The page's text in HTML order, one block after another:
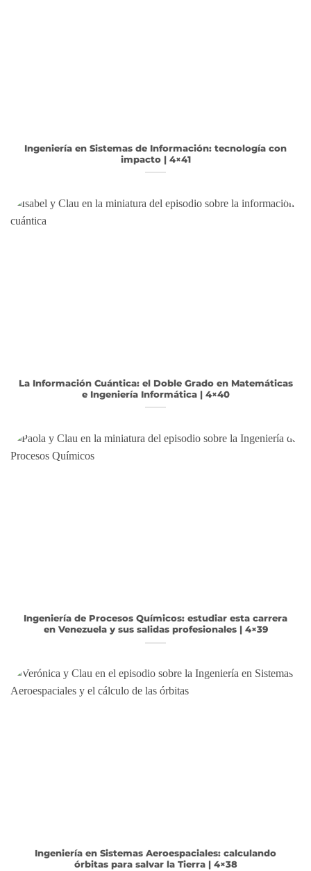
Ingeniería en Sistemas de Información: tecnología con
impacto | 4×41
La Información Cuántica: el Doble Grado en Matemáticas
e Ingeniería Informática | 4×40
Ingeniería de Procesos Químicos: estudiar esta carrera
en Venezuela y sus salidas profesionales | 4×39
Ingeniería en Sistemas Aeroespaciales: calculando
órbitas para salvar la Tierra | 4×38